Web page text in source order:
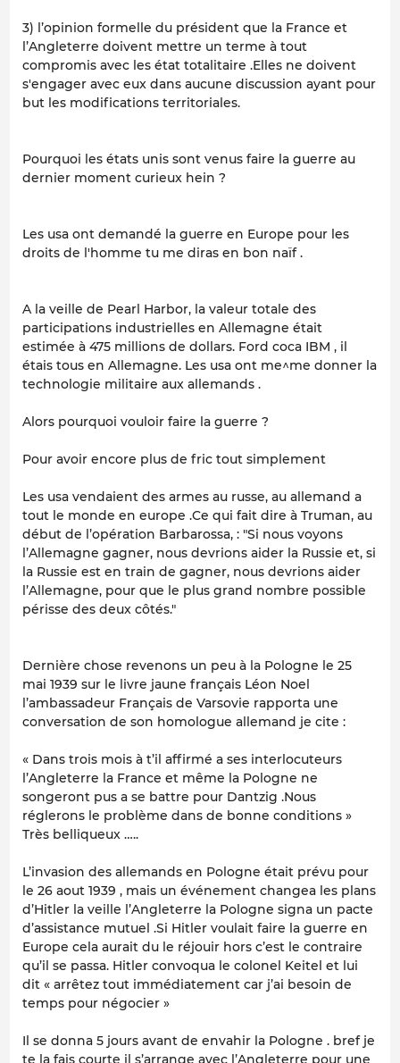
3) l’opinion formelle du président que la France et
l’Angleterre doivent mettre un terme à tout
compromis avec les état totalitaire .Elles ne doivent
s'engager avec eux dans aucune discussion ayant pour
but les modifications territoriales.
Pourquoi les états unis sont venus faire la guerre au
dernier moment curieux hein ?
Les usa ont demandé la guerre en Europe pour les
droits de l'homme tu me diras en bon naïf .
A la veille de Pearl Harbor, la valeur totale des
participations industrielles en Allemagne était
estimée à 475 millions de dollars. Ford coca IBM , il
étais tous en Allemagne. Les usa ont me^me donner la
technologie militaire aux allemands .
Alors pourquoi vouloir faire la guerre ?
Pour avoir encore plus de fric tout simplement
Les usa vendaient des armes au russe, au allemand a
tout le monde en europe .Ce qui fait dire à Truman, au
début de l’opération Barbarossa, : "Si nous voyons
l’Allemagne gagner, nous devrions aider la Russie et, si
la Russie est en train de gagner, nous devrions aider
l’Allemagne, pour que le plus grand nombre possible
périsse des deux côtés."
Dernière chose revenons un peu à la Pologne le 25
mai 1939 sur le livre jaune français Léon Noel
l’ambassadeur Français de Varsovie rapporta une
conversation de son homologue allemand je cite :
« Dans trois mois à t’il affirmé a ses interlocuteurs
l’Angleterre la France et même la Pologne ne
songeront pus a se battre pour Dantzig .Nous
réglerons le problème dans de bonne conditions »
Très belliqueux …..
L’invasion des allemands en Pologne était prévu pour
le 26 aout 1939 , mais un événement changea les plans
d’Hitler la veille l’Angleterre la Pologne signa un pacte
d’assistance mutuel .Si Hitler voulait faire la guerre en
Europe cela aurait du le réjouir hors c’est le contraire
qu’il se passa. Hitler convoqua le colonel Keitel et lui
dit « arrêtez tout immédiatement car j’ai besoin de
temps pour négocier »
Il se donna 5 jours avant de envahir la Pologne . bref je
te la fais courte il s’arrange avec l’Angleterre pour une